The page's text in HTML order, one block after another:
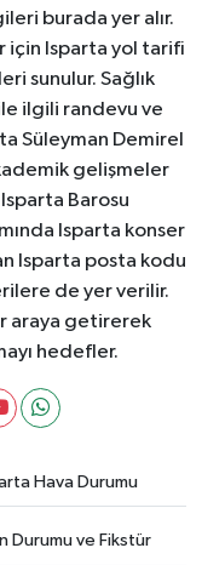
burada yer alır.
için Isparta yol tarifi
sunulur. Sağlık
ilgili randevu ve
Süleyman Demirel
gelişmeler
Barosu
Isparta konser
Isparta posta kodu
de yer verilir.
araya getirerek
hedefler.
Hava Durumu
Durumu ve Fikstür